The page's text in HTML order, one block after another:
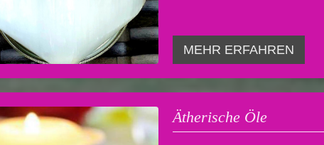
MEHR ERFAHREN
Ätherische Öle